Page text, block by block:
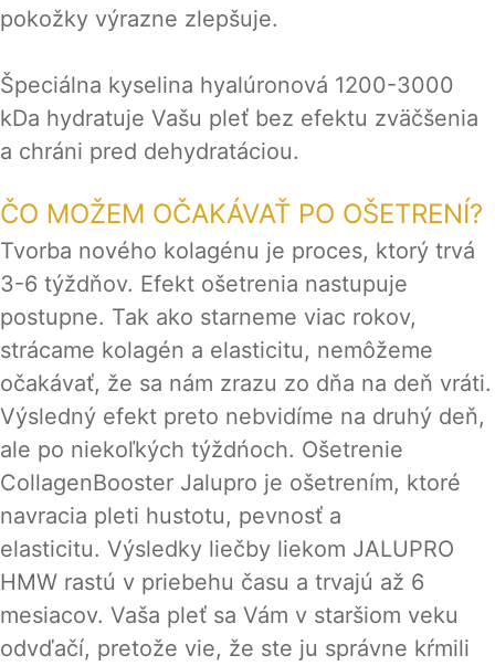
pokožky výrazne zlepšuje.
Špeciálna kyselina hyalúronová 1200-3000
kDa hydratuje Vašu pleť bez efektu zväčšenia
a chráni pred dehydratáciou.
ČO MOŽEM OČAKÁVAŤ PO OŠETRENÍ?
Tvorba nového kolagénu je proces, ktorý trvá
3-6 týždňov. Efekt ošetrenia nastupuje
postupne. Tak ako starneme viac rokov,
strácame kolagén a elasticitu, nemôžeme
očakávať, že sa nám zrazu zo dňa na deň vráti.
Výsledný efekt preto nebvidíme na druhý deň,
ale po niekoľkých týždńoch. Ošetrenie
CollagenBooster Jalupro je ošetrením, ktoré
navracia pleti hustotu, pevnosť a
elasticitu. Výsledky liečby liekom JALUPRO
HMW rastú v priebehu času a trvajú až 6
mesiacov. Vaša pleť sa Vám v staršiom veku
odvďačí, pretože vie, že ste ju správne kŕmili